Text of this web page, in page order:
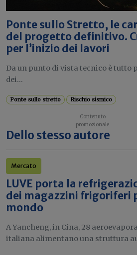
Ponte sullo Stretto, le
del progetto definitivo.
per l’inizio dei lavori
Da un punto di vista tecnico è tutto
dei...
Ponte sullo stretto Rischio sismico
Dello stesso autore
Mercato
LUVE porta la
dei magazzini frigoriferi
mondo
A Yancheng, in Cina, 28
italiana alimentano una struttura